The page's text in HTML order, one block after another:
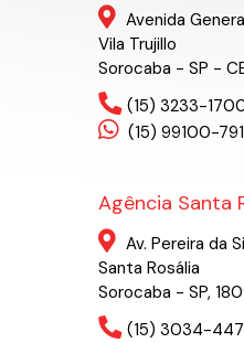
Avenida
Vila Trujillo
Sorocaba - SP -
(15) 3233-
(15) 99100-
Agência Santa
Av. Pereira da
Santa Rosália
Sorocaba - SP,
(15) 3034-